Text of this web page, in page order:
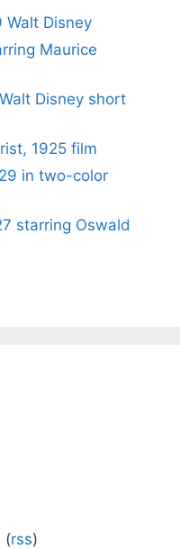
Walt Disney
Maurice
Disney short
1925 film
in two-color
starring Oswald
(rss)